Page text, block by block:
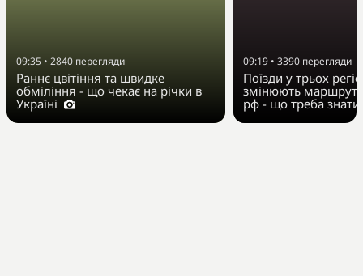
09:35 • 2840 перегляди
Раннє цвітіння та швидке
обміління - що чекає на річки в
Україні
09:19 • 3390 перегляди
Поїзди у трьох
змінюють маршрут
рф - що треба знати